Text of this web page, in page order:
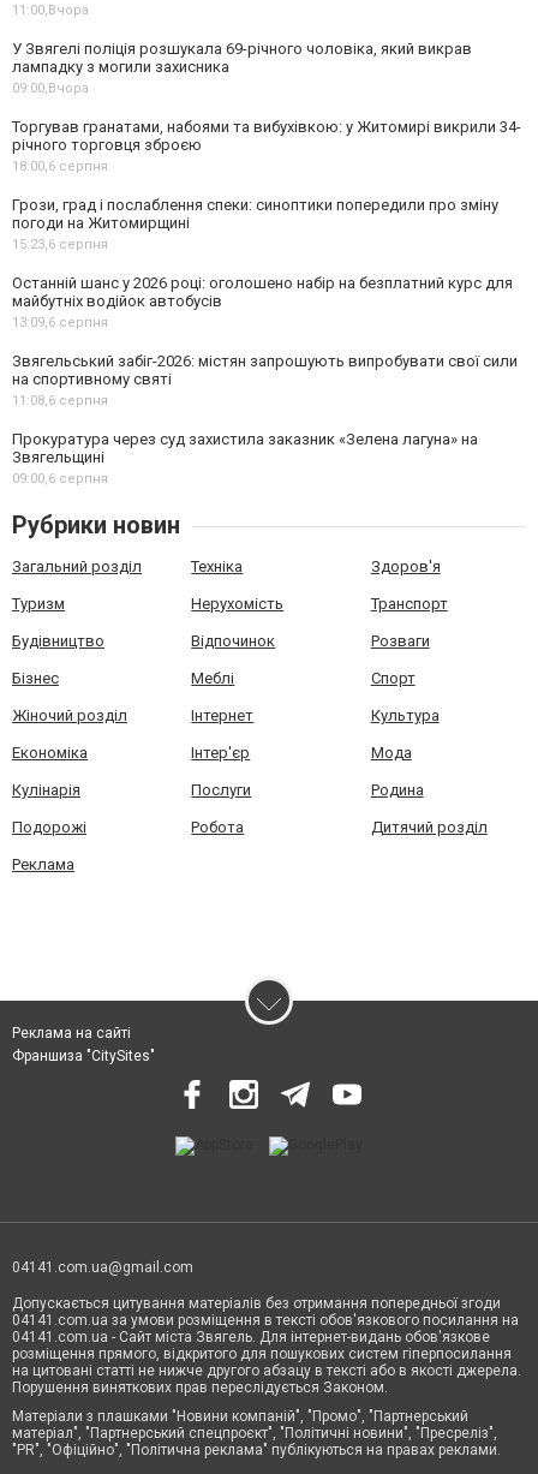
11:00, Вчора
У Звягелі поліція розшукала 69-річного чоловіка, який викрав
лампадку з могили захисника
09:00, Вчора
Торгував гранатами, набоями та вибухівкою: у Житомирі викрили 34-
річного торговця зброєю
18:00, 6 серпня
Грози, град і послаблення спеки: синоптики попередили про зміну
погоди на Житомирщині
15:23, 6 серпня
Останній шанс у 2026 році: оголошено набір на безплатний курс для
майбутніх водійок автобусів
13:09, 6 серпня
Звягельський забіг-2026: містян запрошують випробувати свої сили
на спортивному святі
11:08, 6 серпня
Прокуратура через суд захистила заказник «Зелена лагуна» на
Звягельщині
09:00, 6 серпня
Рубрики новин
Загальний розділ Техніка Здоров'я
Туризм Нерухомість Транспорт
Будівництво Відпочинок Розваги
Бізнес Меблі Спорт
Жіночий розділ Інтернет Культура
Економіка Інтер'єр Мода
Кулінарія Послуги Родина
Подорожі Робота Дитячий розділ
Реклама
Реклама на сайті
Франшиза "CitySites"
04141.com.ua@gmail.com
Допускається цитування матеріалів без отримання попередньої згоди
04141.com.ua за умови розміщення в тексті обов'язкового посилання на
04141.com.ua - Сайт міста Звягель. Для інтернет-видань обов'язкове
розміщення прямого, відкритого для пошукових систем гіперпосилання
на цитовані статті не нижче другого абзацу в тексті або в якості джерела.
Порушення виняткових прав переслідується Законом.
Матеріали з плашками "Новини компаній", "Промо", "Партнерський
матеріал", "Партнерський спецпроєкт", "Політичні новини", "Пресреліз",
"PR", "Офіційно", "Політична реклама" публікуються на правах реклами.